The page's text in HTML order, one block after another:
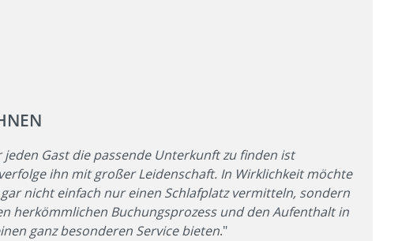
jeden Gast die passende Unterkunft zu finden ist
ihn mit großer Leidenschaft. In Wirklichkeit möchte
nicht einfach nur einen Schlafplatz vermitteln, sondern
herkömmlichen Buchungsprozess und den Aufenthalt in
ganz besonderen Service bieten."